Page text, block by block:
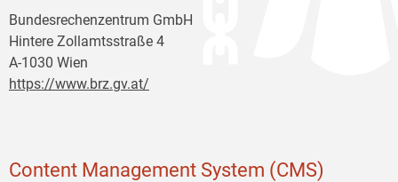
Bundesrechenzentrum GmbH
Hintere Zollamtsstraße 4
A-1030 Wien
https://www.brz.gv.at/
Content Management System (CMS)